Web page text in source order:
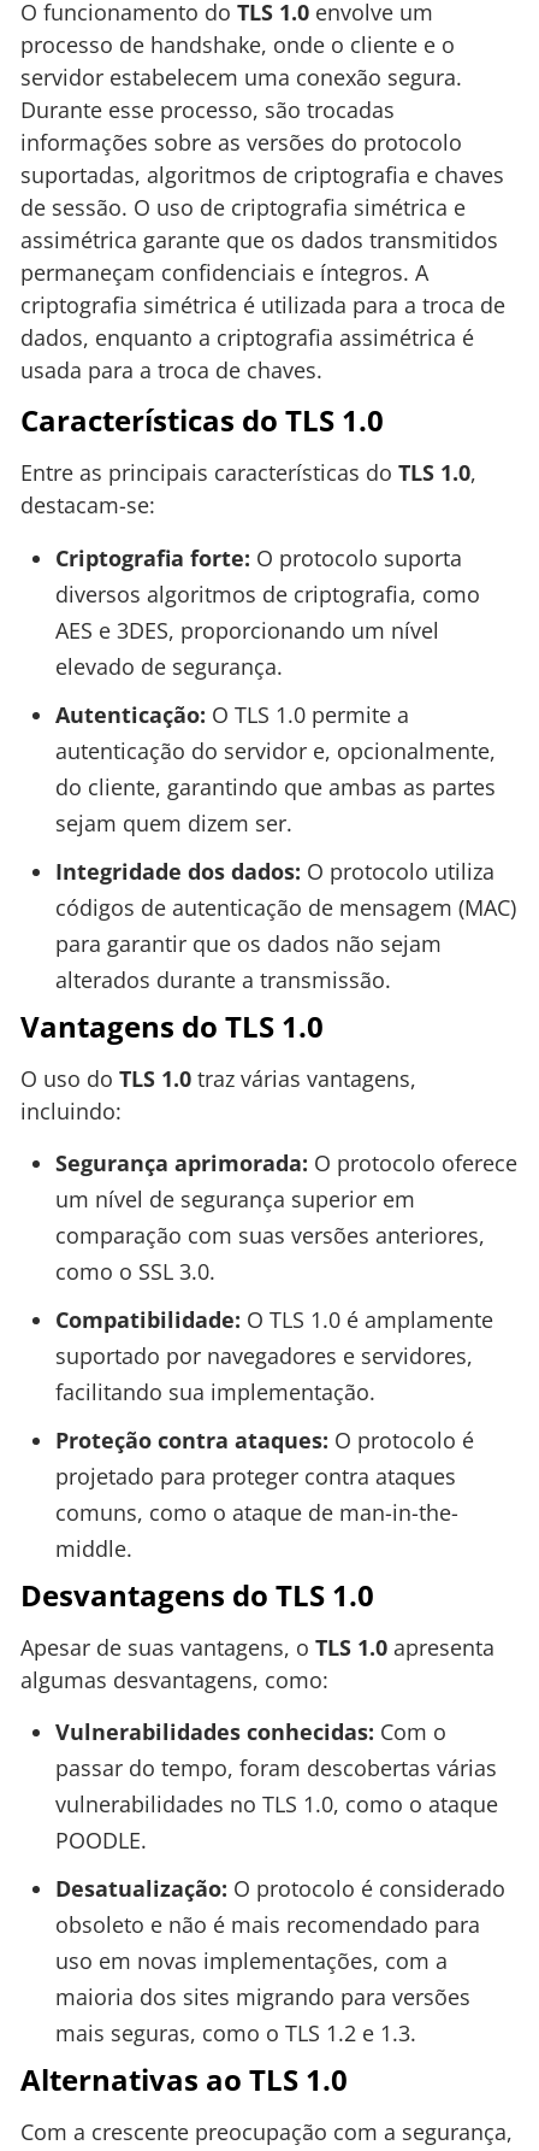
O funcionamento do TLS 1.0 envolve um
processo de handshake, onde o cliente e o
servidor estabelecem uma conexão segura.
Durante esse processo, são trocadas
informações sobre as versões do protocolo
suportadas, algoritmos de criptografia e chaves
de sessão. O uso de criptografia simétrica e
assimétrica garante que os dados transmitidos
permaneçam confidenciais e íntegros. A
criptografia simétrica é utilizada para a troca de
dados, enquanto a criptografia assimétrica é
usada para a troca de chaves.
Características do TLS 1.0
Entre as principais características do TLS 1.0,
destacam-se:
Criptografia forte: O protocolo suporta
diversos algoritmos de criptografia, como
AES e 3DES, proporcionando um nível
elevado de segurança.
Autenticação: O TLS 1.0 permite a
autenticação do servidor e, opcionalmente,
do cliente, garantindo que ambas as partes
sejam quem dizem ser.
Integridade dos dados: O protocolo utiliza
códigos de autenticação de mensagem (MAC)
para garantir que os dados não sejam
alterados durante a transmissão.
Vantagens do TLS 1.0
O uso do TLS 1.0 traz várias vantagens,
incluindo:
Segurança aprimorada: O protocolo oferece
um nível de segurança superior em
comparação com suas versões anteriores,
como o SSL 3.0.
Compatibilidade: O TLS 1.0 é amplamente
suportado por navegadores e servidores,
facilitando sua implementação.
Proteção contra ataques: O protocolo é
projetado para proteger contra ataques
comuns, como o ataque de man-in-the-
middle.
Desvantagens do TLS 1.0
Apesar de suas vantagens, o TLS 1.0 apresenta
algumas desvantagens, como:
Vulnerabilidades conhecidas: Com o
passar do tempo, foram descobertas várias
vulnerabilidades no TLS 1.0, como o ataque
POODLE.
Desatualização: O protocolo é considerado
obsoleto e não é mais recomendado para
uso em novas implementações, com a
maioria dos sites migrando para versões
mais seguras, como o TLS 1.2 e 1.3.
Alternativas ao TLS 1.0
Com a crescente preocupação com a segurança,